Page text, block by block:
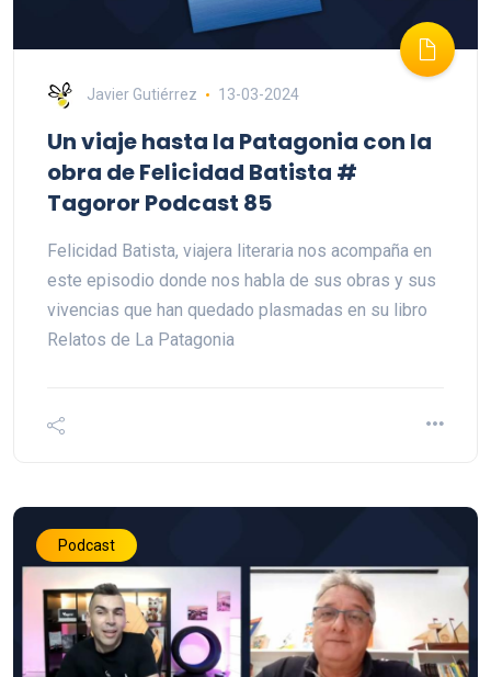
Javier Gutiérrez 13-03-2024
Un viaje hasta la Patagonia con la
obra de Felicidad Batista #
Tagoror Podcast 85
Felicidad Batista, viajera literaria nos acompaña en
este episodio donde nos habla de sus obras y sus
vivencias que han quedado plasmadas en su libro
Relatos de La Patagonia
Podcast